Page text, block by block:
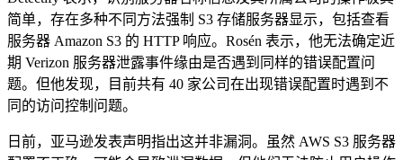
简单，存在多种不同方法强制 S3 存储服务器显示，包括查看
服务器 Amazon S3 的 HTTP 响应。Rosén 表示，他无法确定近
期 Verizon 服务器泄露事件缘由是否遇到同样的错误配置问
题。但他发现，目前共有 40 家公司在出现错误配置时遇到不
同的访问控制问题。
日前，亚马逊发表声明指出这并非漏洞。虽然 AWS S3 服务器